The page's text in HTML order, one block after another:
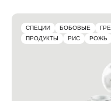
СПЕЦИИ БОБОВЫЕ
ПРОДУКТЫ
РИС РОЖЬ